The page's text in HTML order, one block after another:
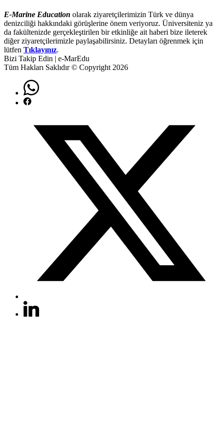
E-Marine Education olarak ziyaretçilerimizin Türk ve dünya
denizciliği hakkındaki görüşlerine önem veriyoruz. Üniversiteniz ya
da fakültenizde gerçekleştirilen bir etkinliğe ait haberi bize ileterek
diğer ziyaretçilerimizle paylaşabilirsiniz. Detayları öğrenmek için
lütfen Tıklayınız.
Bizi Takip Edin | e-MarEdu
Tüm Hakları Saklıdır © Copyright 2026